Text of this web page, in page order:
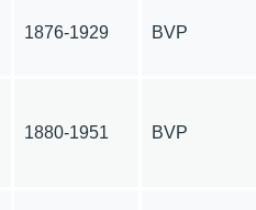
1876-1929 BVP
1880-1951 BVP